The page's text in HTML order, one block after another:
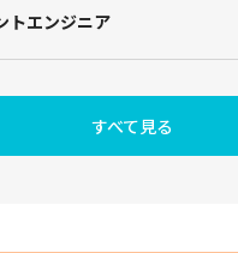
トエンジニア
すべて見る